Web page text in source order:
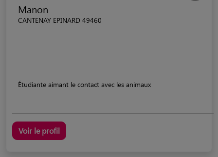
Manon
CANTENAY EPINARD 49460
Étudiante aimant le contact avec les animaux
Voir le profil